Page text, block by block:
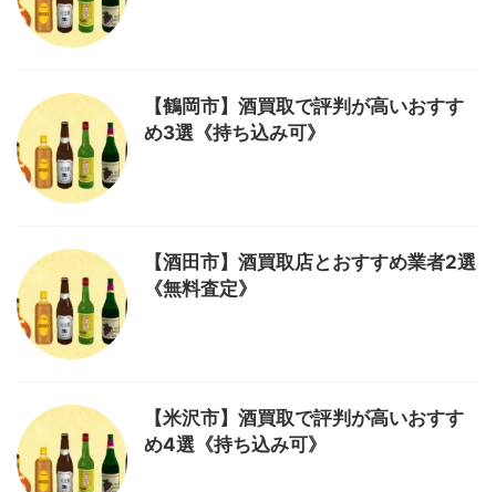
【鶴岡市】酒買取で評判が高いおすす
め3選《持ち込み可》
【酒田市】酒買取店とおすすめ業者2選
《無料査定》
【米沢市】酒買取で評判が高いおすす
め4選《持ち込み可》